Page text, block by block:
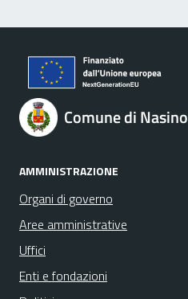
Comune di Nasino
AMMINISTRAZIONE
Organi di governo
Aree amministrative
Uffici
Enti e fondazioni